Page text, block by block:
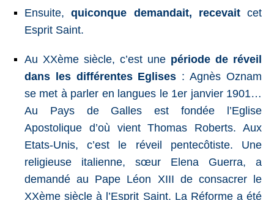
Ensuite,quiconque demandait, recevaitcet
Esprit Saint.
Au XXème siècle, c’est une période de réveil
dans les différentes Eglises : Agnès Oznam
se met à parler en langues le 1er janvier 1901…
Au Pays de Galles est fondée l’Eglise
Apostolique d’où vient Thomas Roberts. Aux
Etats-Unis, c’est le réveil pentecôtiste. Une
religieuse italienne, sœur Elena Guerra, a
demandé au Pape Léon XIII de consacrer le
XXème siècle à l’Esprit Saint. La Réforme a été